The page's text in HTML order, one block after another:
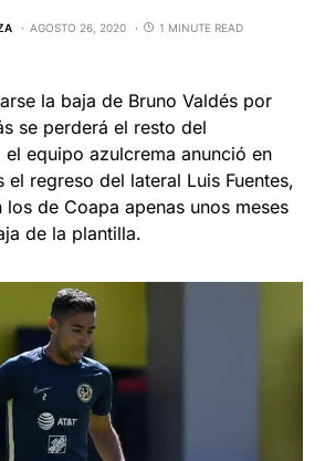
AGOSTO 26, 2020 1 MINUTE READ
la baja de Bruno Valdés por
se perderá el resto del
el equipo azulcrema anunció en
el regreso del lateral Luis Fuentes,
de Coapa apenas unos meses
de la plantilla.